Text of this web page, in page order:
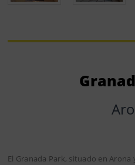
El Granada Park, situado en Arona